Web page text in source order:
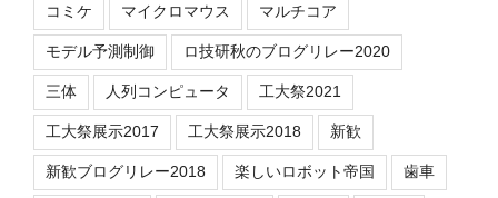
コミケ マイクロマウス マルチコア
モデル予測制御 ロ技研秋のブログリレー2020
三体 人列コンピュータ 工大祭2021
工大祭展示2017 工大祭展示2018 新歓
新歓ブログリレー2018 楽しいロボット帝国 歯車